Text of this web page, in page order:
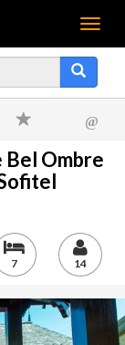
Menu
@
Ombre
7 14